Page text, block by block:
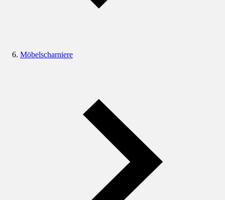
Möbelscharniere